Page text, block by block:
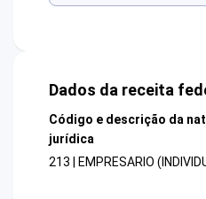
Dados da receita
Código e descrição da
jurídica
213 | EMPRESARIO